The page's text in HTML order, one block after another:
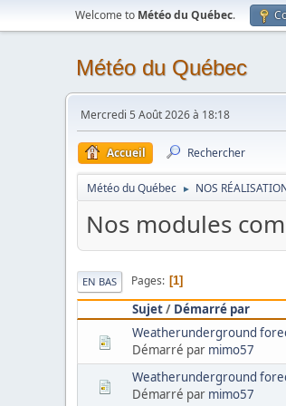
Welcome to Météo du Québec.
Météo du Québec
Mercredi 5 Août 2026 à 18:18
Accueil Rechercher
Météo du Québec ► NOS
Nos modules
EN BAS Pages 1
Sujet/ Démarré par
Weatherunderground
Démarré par mimo57
Weatherunderground
Démarré par mimo57